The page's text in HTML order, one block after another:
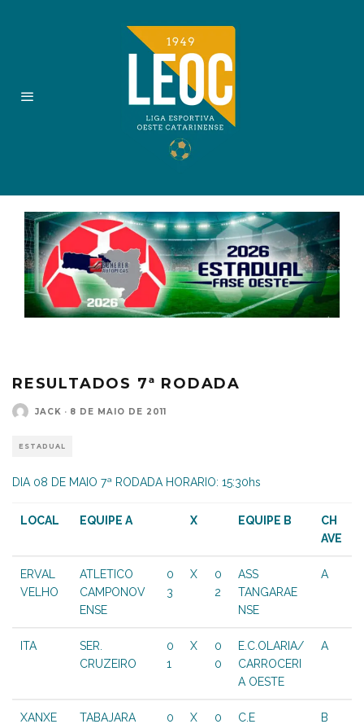
RESULTADOS 7ª RODADA
JACK · 8 DE MAIO DE 2011
ESTADUAL
DIA 08 DE MAIO 7ª RODADA HORARIO: 15:30hs
LOCAL EQUIPE A X EQUIPE B
CH
AVE
ERVAL
VELHO
ATLETICO
CAMPONOV
ENSE
0
3
X
0
2
ASS
TANGARAE
NSE
A
ITA
SER.
CRUZEIRO
0
1
X
0
0
E.C.OLARIA/
CARROCERI
A OESTE
A
XANXE
TABAJARA
0
X
0
C.E
B